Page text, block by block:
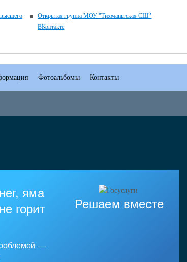
Открытая группа МОУ "Тихманьгская СШ"
ВКонтакте
Фотоальбомы Контакты
Решаем вместе
яма
горит
—